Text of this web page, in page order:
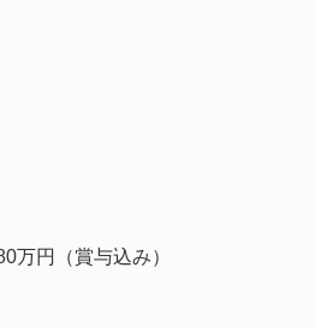
万円（賞与込み）